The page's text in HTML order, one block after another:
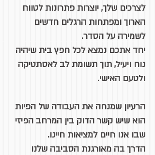
לצרכים שלך, יוצרות פתרונות לטווח
הארוך ומפתחות הרגלים חדשים
לשמירה על הסדר.
יחד אתכם נמצא לכל חפץ בית שיהיה
נוח ויעיל, תוך תשומת לב לאסתטיקה
ולטעם האישי.
הרעיון שמנחה את העבודה של הפיות
הוא שיש קשר הדוק בין המרחב הפיזי
שבו אנו חיים למציאות חיינו.
הדרך בה מאורגנת הסביבה שלנו